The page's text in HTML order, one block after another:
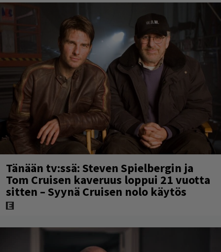
Tänään tv:ssä: Steven Spielbergin ja
Tom Cruisen kaveruus loppui 21 vuotta
sitten – Syynä Cruisen nolo käytös